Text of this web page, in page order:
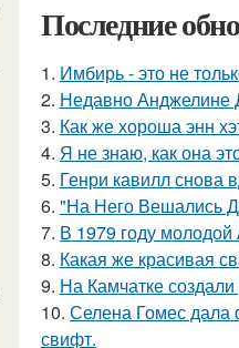
Последние
1. Имбирь - это не
2. Недавно Анджелине
3. Как же хороша энн
4. Я не знаю, как она
5. Генри кавилл снова
6. "На Него Вешались
7. В 1979 году молодой
8. Какая же красивая
9. На Камчатке
10. Селена Гомес дала
свифт.